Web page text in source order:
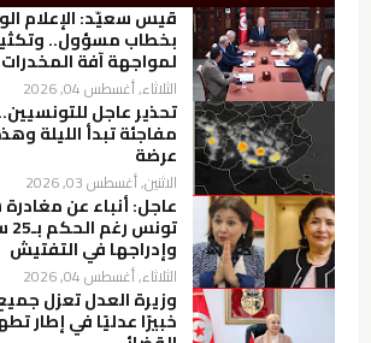
قيس سعيّد: الإعلام
بخطاب مسؤول..
لمواجهة آفة المخدرات
الثلاثاء, أغسطس 04, 2026
تحذير عاجل
مفاجئة تبدأ الليلة
عرضة
الاثنين, أغسطس 03, 2026
عاجل: أنباء عن
وإدراجها في التفتيش
الثلاثاء, أغسطس 04, 2026
وزيرة العدل تعزل
خبيرًا عدليًا في إطار